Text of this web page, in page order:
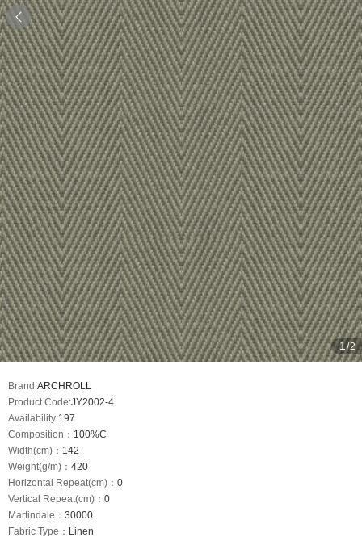

1/2
Brand:ARCHROLL
Product Code:JY2002-4
Availability:197
Composition： 100%C
Width(cm)： 142
Weight(g/m)： 420
Horizontal Repeat(cm)： 0
Vertical Repeat(cm)： 0
Martindale： 30000
Fabric Type： Linen